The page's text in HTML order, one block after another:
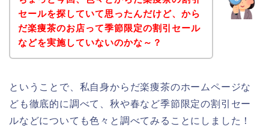
セールを探していて思ったんだけど、から
だ楽痩茶のお店って季節限定の割引セール
などを実施していないのかな～？
ということで、私自身からだ楽痩茶のホームページな
ども徹底的に調べて、秋や春など季節限定の割引セー
ルなどについても色々と調べてみることにしました！